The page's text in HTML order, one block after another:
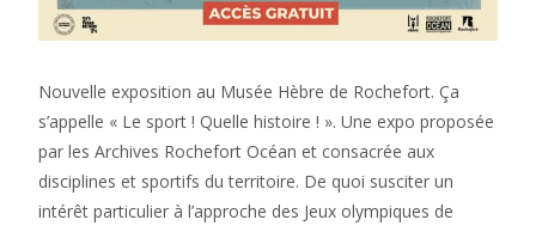
Nouvelle exposition au Musée Hèbre de Rochefort. Ça
s’appelle « Le sport ! Quelle histoire ! ». Une expo proposée
par les Archives Rochefort Océan et consacrée aux
disciplines et sportifs du territoire. De quoi susciter un
intérêt particulier à l’approche des Jeux olympiques de